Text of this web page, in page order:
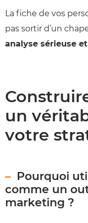
La fiche de vos
pas sortir d’un
analyse sérieuse
un
votre
Pourquoi
comme un
marketing ?